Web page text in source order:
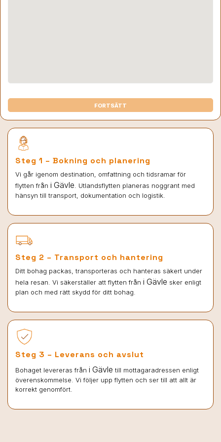
FORTSÄTT
Steg 1 – Bokning och planering
Vi går igenom destination, omfattning och tidsramar för
flytten från i Gävle . Utlandsflytten planeras noggrant med
hänsyn till transport, dokumentation och logistik.
Steg 2 – Transport och hantering
Ditt bohag packas, transporteras och hanteras säkert under
hela resan. Vi säkerställer att flytten från i Gävle sker enligt
plan och med rätt skydd för ditt bohag.
Steg 3 – Leverans och avslut
Bohaget levereras från i Gävle till mottagaradressen enligt
överenskommelse. Vi följer upp flytten och ser till att allt är
korrekt genomfört.